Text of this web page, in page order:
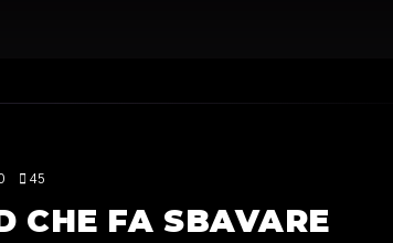
45
CHE FA SBAVARE